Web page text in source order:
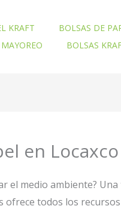
KRAFT BOLSAS DE
BOLSAS
en Locaxco
el medio ambiente?
ofrece todos los